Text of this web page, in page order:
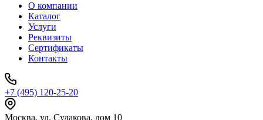
О компании
Каталог
Услуги
Реквизиты
Сертификаты
Контакты
+7 (495) 120-25-20
Москва, ул. Судакова, дом 10